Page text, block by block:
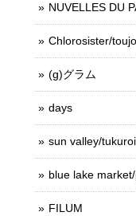
NUVELLES DU
Chlorosister/
(g)グラム
days
sun valley/tukuroi
blue lake
FILUM